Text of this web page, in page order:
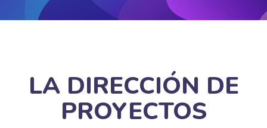
LA DIRECCIÓN DE
PROYECTOS